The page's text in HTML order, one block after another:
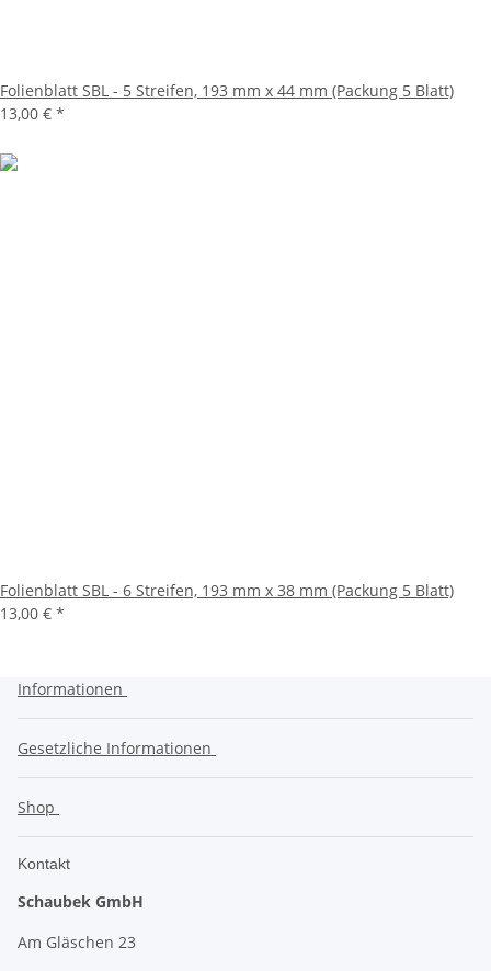
Folienblatt SBL - 5 Streifen, 193 mm x 44 mm (Packung 5 Blatt)
13,00 € *
Folienblatt SBL - 6 Streifen, 193 mm x 38 mm (Packung 5 Blatt)
13,00 € *
Informationen
Gesetzliche Informationen
Shop
Kontakt
Schaubek GmbH
Am Gläschen 23